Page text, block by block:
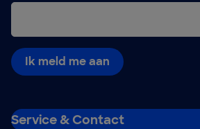
Ik meld me aan
Service & Contact